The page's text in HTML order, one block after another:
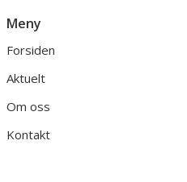
Meny
Forsiden
Aktuelt
Om oss
Kontakt